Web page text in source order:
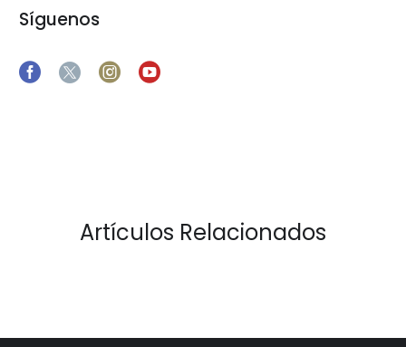
Síguenos
Artículos Relacionados